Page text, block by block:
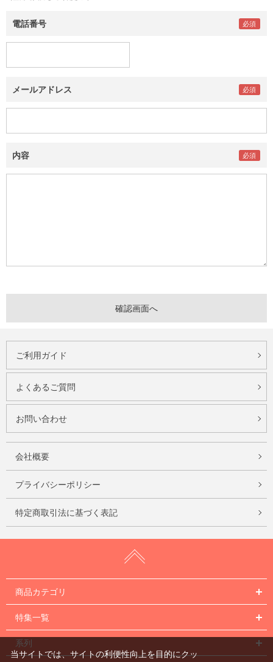
電話番号
メールアドレス
内容
ご利用ガイド
よくあるご質問
お問い合わせ
会社概要
プライバシーポリシー
特定商取引法に基づく表記
商品カテゴリ
特集一覧
系列
当サイトでは、サイトの利便性向上を目的にクッ